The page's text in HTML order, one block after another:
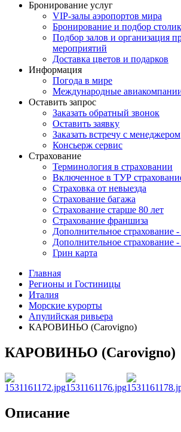
Бронирование услуг
VIP-залы аэропортов мира
Бронирование и подбор
Подбор залов и организация
мероприятий
Доставка цветов и подарков
Информация
Погода в мире
Международные
Оставить запрос
Заказать обратный звонок
Оставить заявку
Заказать встречу с менеджером
Консьерж сервис
Страхование
Терминология в страховании
Включенное в ТУР
Страховка от невыезда
Страхование багажа
Страхование старше 80 лет
Страхование франшиза
Дополнительное страхование
Дополнительное страхование -
Грин карта
Главная
Регионы и Гостиницы
Италия
Морские курорты
Апулийская ривьера
КАРОВИНЬО (Carovigno)
КАРОВИНЬО (Carovigno)
Описание